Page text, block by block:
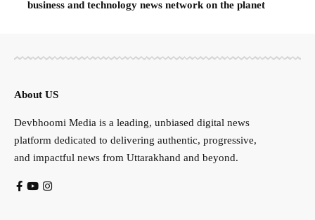
business and technology news network on the planet
About US
Devbhoomi Media is a leading, unbiased digital news
platform dedicated to delivering authentic, progressive,
and impactful news from Uttarakhand and beyond.